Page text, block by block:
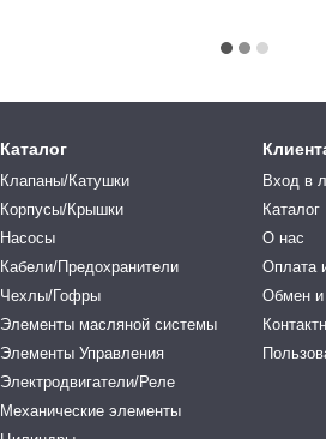
Каталог
Клапаны/Катушки
Корпусы/Крышки
Насосы
Кабели/Предохранители
Чехлы/Гофры
Элементы масляной системы
Элементы Управления
Электродвигатели/Реле
Механические элементы
Вход в
Каталог
О нас
Оплата
Обмен и